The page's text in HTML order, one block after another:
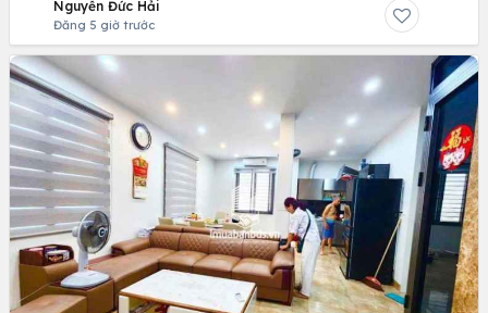
Nguyễn Đức Hải
Đăng 5 giờ trước